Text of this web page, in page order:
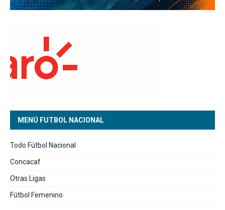
MENÚ FUTBOL NACIONAL
Todo Fútbol Nacional
Concacaf
Otras Ligas
Fútbol Femenino